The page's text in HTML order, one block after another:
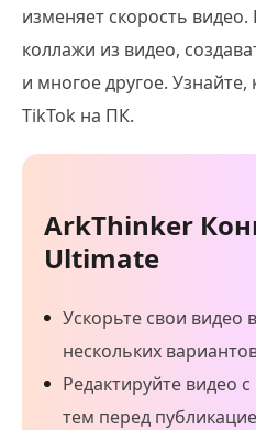
изменяет скорость
коллажи из видео,
и многое другое. Узнайте,
TikTok на ПК.
ArkThinker
Ultimate
Ускорьте свои
нескольких
Редактируйте видео
тем перед